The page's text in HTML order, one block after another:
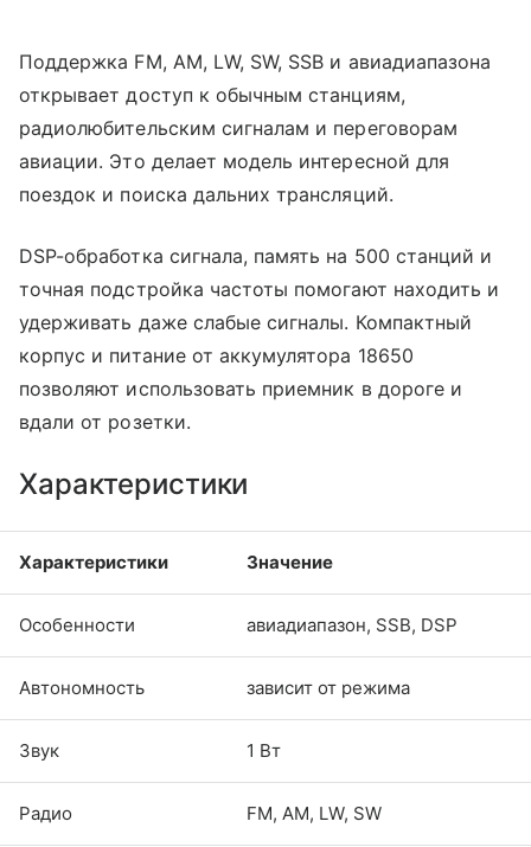
Поддержка FM, AM, LW, SW, SSB и авиадиапазона
открывает доступ к обычным станциям,
радиолюбительским сигналам и переговорам
авиации. Это делает модель интересной для
поездок и поиска дальних трансляций.
DSP-обработка сигнала, память на 500 станций и
точная подстройка частоты помогают находить и
удерживать даже слабые сигналы. Компактный
корпус и питание от аккумулятора 18650
позволяют использовать приемник в дороге и
вдали от розетки.
Характеристики
Характеристики Значение
Особенности авиадиапазон, SSB, DSP
Автономность зависит от режима
Звук 1 Вт
Радио FM, AM, LW, SW